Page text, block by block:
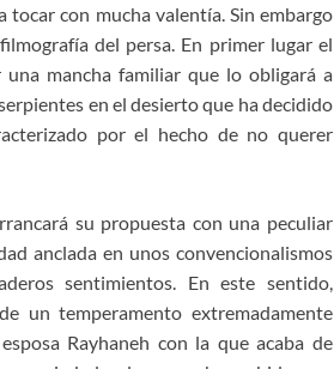
con mucha valentía. Sin embargo
del persa. En primer lugar el
mancha familiar que lo obligará a
en el desierto que ha decidido
por el hecho de no querer
su propuesta con una peculiar
anclada en unos convencionalismos
sentimientos. En este sentido,
un temperamento extremadamente
Rayhaneh con la que acaba de